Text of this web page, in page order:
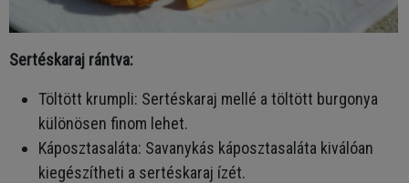
Sertéskaraj rántva:
Töltött krumpli: Sertéskaraj mellé a töltött burgonya
különösen finom lehet.
Káposztasaláta: Savanykás káposztasaláta kiválóan
kiegészítheti a sertéskaraj ízét.